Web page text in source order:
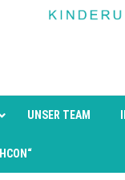
UNSER TEAM